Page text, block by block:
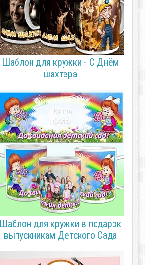
Шаблон для кружки - С Днём
шахтера
Шаблон для кружки в подарок
выпускникам Детского Сада